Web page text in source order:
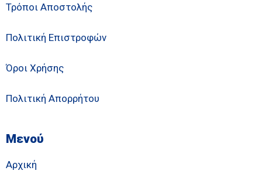
Τρόποι Αποστολής
Πολιτική Επιστροφών
Όροι Χρήσης
Πολιτική Απορρήτου
Μενού
Αρχική